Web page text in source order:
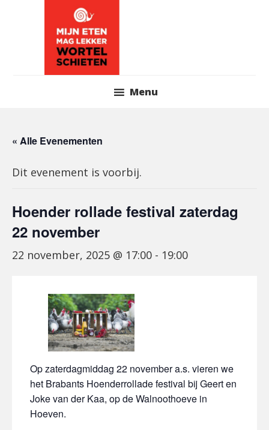
Menu
« Alle Evenementen
Dit evenement is voorbij.
Hoender rollade festival zaterdag
22 november
22 november, 2025 @ 17:00 - 19:00
Op zaterdagmiddag 22 november a.s. vieren we
het Brabants Hoenderrollade festival bij Geert en
Joke van der Kaa, op de Walnoothoeve in
Hoeven.